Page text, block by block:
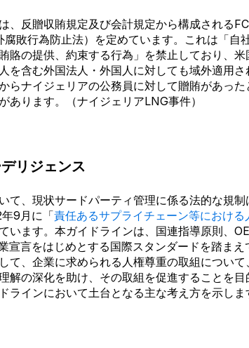
、反贈収賄規定及び会計規定から構成される
敗行為防止法）を定めています。これは「自
賂の提供、約束する行為」を禁止しており、
を含む外国法人・外国人に対しても域外適用
らナイジェリアの公務員に対して贈賄があっ
あります。（ナイジェリアLNG事件）
リジェンス
て、現状サードパーティ管理に係る法的な規
9月に「責任あるサプライチェーン等におけ
います。本ガイドラインは、国連指導原則、
宣言をはじめとする国際スタンダードを踏ま
て、企業に求められる人権尊重の取組につい
解の深化を助け、その取組を促進することを
ラインにおいて土台となる主な考え方を示しま